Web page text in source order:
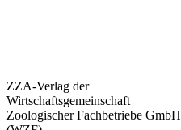
ZZA-Verlag der
Wirtschaftsgemeinschaft
Zoologischer Fachbetriebe GmbH